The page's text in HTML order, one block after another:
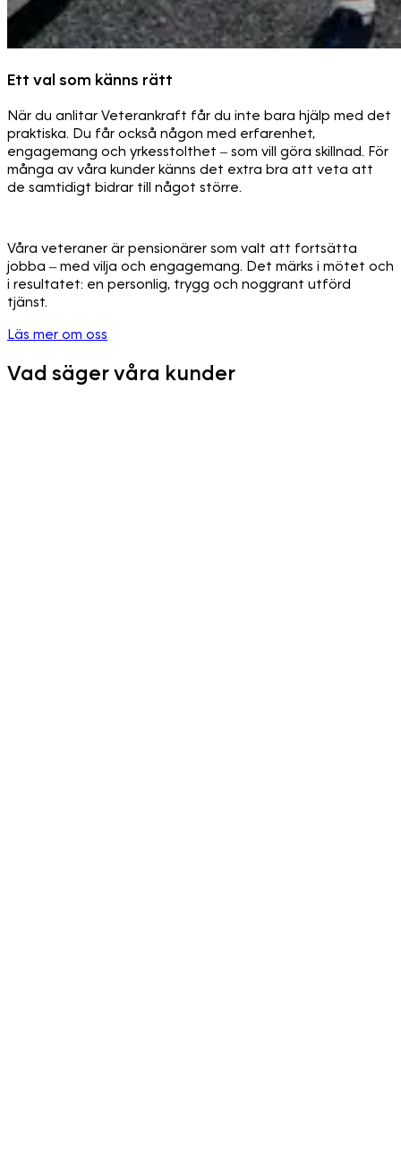
Ett val som känns rätt
När du anlitar Veterankraft får du inte bara hjälp med det
praktiska. Du får också någon med erfarenhet,
engagemang och yrkesstolthet – som vill göra skillnad. För
många av våra kunder känns det extra bra att veta att
de samtidigt bidrar till något större.
Våra veteraner är pensionärer som valt att fortsätta
jobba – med vilja och engagemang. Det märks i mötet och
i resultatet: en personlig, trygg och noggrant utförd
tjänst.
Läs mer om oss
Vad säger våra kunder